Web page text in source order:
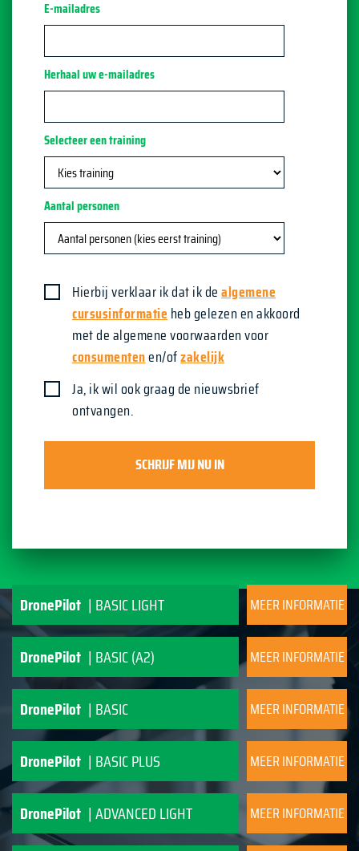
E-mailadres
Herhaal uw e-mailadres
Selecteer een training
Aantal personen
Hierbij verklaar ik dat ik dealgemene
cursusinformatieheb gelezen en akkoord
met de algemene voorwaarden voor
consumentenen/ofzakelijk
Ja, ik wil ook graag de nieuwsbrief
ontvangen.
DronePilot | BASIC LIGHT MEER INFORMATIE
DronePilot | BASIC (A2) MEER INFORMATIE
DronePilot | BASIC MEER INFORMATIE
DronePilot | BASIC PLUS MEER INFORMATIE
DronePilot | ADVANCED LIGHT MEER INFORMATIE